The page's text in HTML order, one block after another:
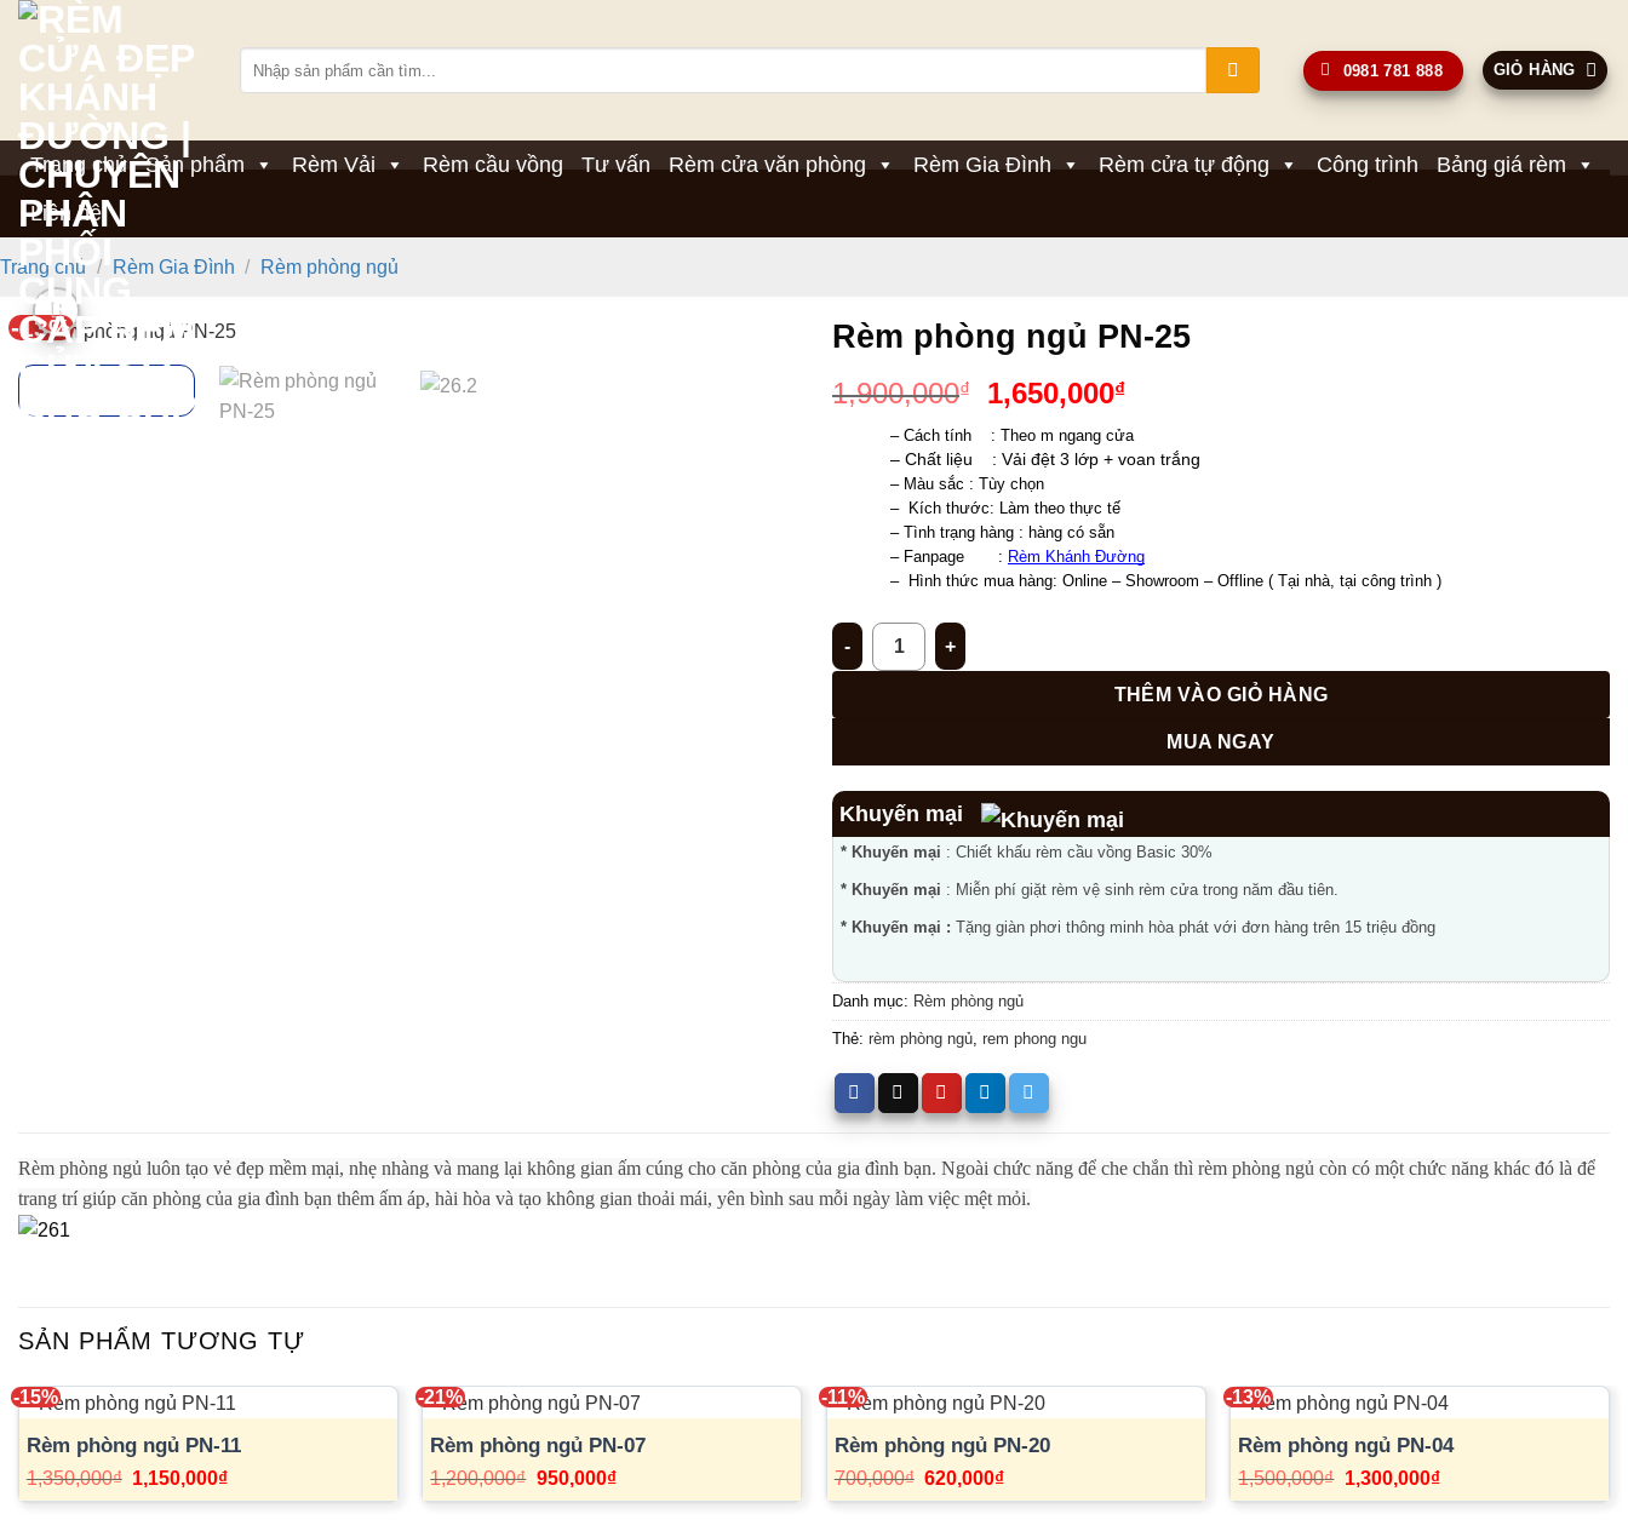
Bỏ
qua
nội
dung
kiếm:
0981 781 888 GIỎ HÀNG
Trang chủ Sản phẩm Rèm Vải Rèm cầu vồng Tư vấn Rèm cửa văn phòng Rèm Gia Đình Rèm cửa tự động Công trình
Bảng giá rèm
Liên hệ
Trang chủ / Rèm Gia Đình / Rèm phòng ngủ
-13% Rèm phòng ngủ PN-25
1,900,000₫
Giá
gốc
là:
1,900,000₫.
1,650,000₫Giá
tại
– Cách tính    : Theo m ngang cửa
– Chất liệu    : Vải đệt 3 lớp + voan trắng
– Màu sắc : Tùy chọn
–  Kích thước: Làm theo thực tế
– Tình trạng hàng : hàng có sẵn
– Fanpage       : Rèm Khánh Đường
– Hình thức mua hàng: Online – Showroom – Offline ( Tại nhà, tại công trình )
Rèm phòng ngủ PN-25 số lượng
THÊM VÀO GIỎ HÀNG
MUA NGAY
Khuyến mại
* Khuyến mại : Chiết khấu rèm cầu vồng Basic 30%
* Khuyến mại : Miễn phí giặt rèm vệ sinh rèm cửa trong năm đầu tiên.
* Khuyến mại : Tặng giàn phơi thông minh hòa phát với đơn hàng trên 15 triệu đồng
Danh mục: Rèm phòng ngủ
Thẻ: rèm phòng ngủ rem phong ngu
Rèm phòng ngủ luôn tạo vẻ đẹp mềm mại, nhẹ nhàng và mang lại không gian ấm cúng cho căn phòng của gia đình bạn. Ngoài chức năng để che chắn thì rèm phòng ngủ còn có một chức năng khác đó là để
trang trí giúp căn phòng của gia đình bạn thêm ấm áp, hài hòa và tạo không gian thoải mái, yên bình sau mỗi ngày làm việc mệt mỏi.
SẢN PHẨM TƯƠNG TỰ
-15%
Rèm phòng ngủ PN-11
1,350,000₫ Giá
gốc
1,150,000₫Giá
-21%
Rèm phòng ngủ PN-07
1,200,000₫ Giá
950,000₫Giá
-11%
Rèm phòng ngủ PN-20
700,000₫ Giá
620,000₫Giá
-13%
Rèm phòng ngủ PN-04
1,500,000₫
Giá
gốc
1,300,000₫Giá